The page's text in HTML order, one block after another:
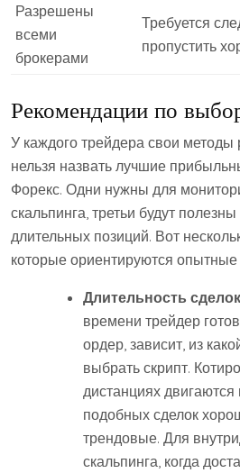
Разрешены
всеми
брокерами
Требуется
пропустить
Рекомендации по
У каждого трейдера свои методы
нельзя назвать лучшие
Форекс. Одни нужны для
скальпинга, третьи будут
длительных позиций. Вот
которые ориентируются опытные
Длительность
времени трейдер
ордер, зависит, из
выбрать скрипт.
дистанциях
подобных сделок
трендовые. Для
скальпинга, когда